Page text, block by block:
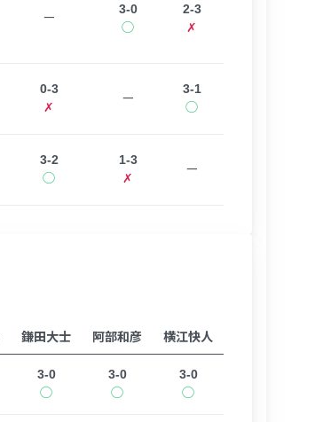
ー
3-0
◯
2-3
✗
0-3
✗
ー
3-1
◯
3-2
◯
1-3
✗
ー
鎌田大士 阿部和彦 横江快人
3-0
◯
3-0
◯
3-0
◯